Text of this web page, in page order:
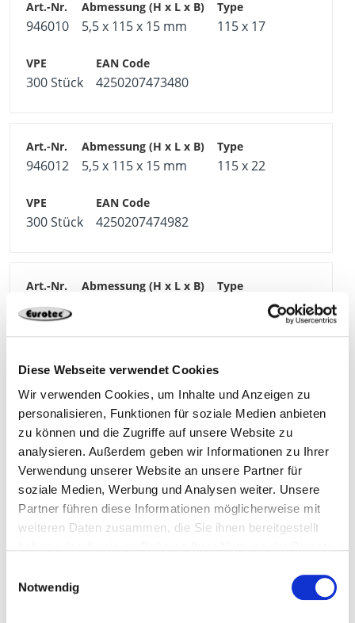
Diese Webseite verwendet Cookies
Wir verwenden Cookies, um Inhalte und Anzeigen zu
personalisieren, Funktionen für soziale Medien anbieten
zu können und die Zugriffe auf unsere Website zu
analysieren. Außerdem geben wir Informationen zu Ihrer
Verwendung unserer Website an unsere Partner für
soziale Medien, Werbung und Analysen weiter. Unsere
Partner führen diese Informationen möglicherweise mit
weiteren Daten zusammen, die Sie ihnen bereitgestellt
Notwendig
Fixierschraube automatisch eingestellt, fertig!
Pro Fassadenclip sind eine Fixierschraube mit
x L im Lieferumfang enthalten.
946010 5,5 x 115 x 15 mm 115 x 17
300 Stück 4250207473480
946012 5,5 x 115 x 15 mm 115 x 22
300 Stück 4250207474982
946013
300 Stück 4250207474999
946014 5,5 x 130 x 15 mm 130 x 17
300 Stück 4250207475002
946015